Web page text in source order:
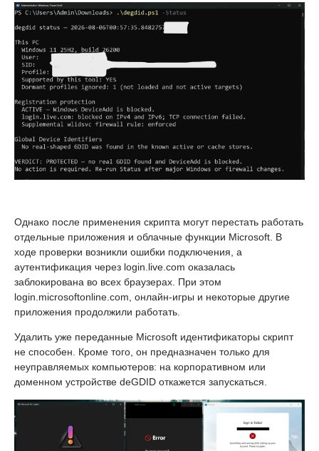
Однако после применения скрипта могут перестать работать
отдельные приложения и облачные функции Microsoft. В
ходе проверки возникли ошибки подключения, а
аутентификация через login.live.com оказалась
заблокирована во всех браузерах. При этом
login.microsoftonline.com, онлайн-игры и некоторые другие
приложения продолжили работать.
Удалить уже переданные Microsoft идентификаторы скрипт
не способен. Кроме того, он предназначен только для
неуправляемых компьютеров: на корпоративном или
доменном устройстве deGDID откажется запускаться.